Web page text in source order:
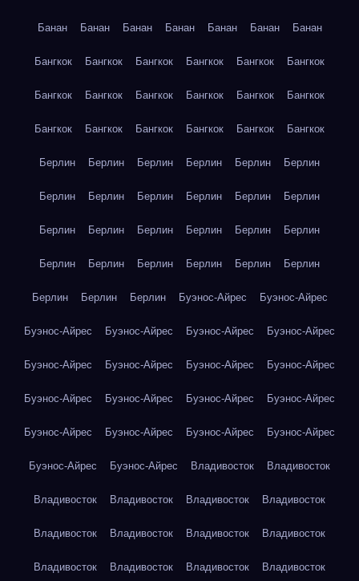
Банан Банан Банан Банан Банан Банан Банан
Бангкок Бангкок Бангкок Бангкок Бангкок Бангкок
Бангкок Бангкок Бангкок Бангкок Бангкок Бангкок
Бангкок Бангкок Бангкок Бангкок Бангкок Бангкок
Берлин Берлин Берлин Берлин Берлин Берлин
Берлин Берлин Берлин Берлин Берлин Берлин
Берлин Берлин Берлин Берлин Берлин Берлин
Берлин Берлин Берлин Берлин Берлин Берлин
Берлин Берлин Берлин Буэнос-Айрес Буэнос-Айрес
Буэнос-Айрес Буэнос-Айрес Буэнос-Айрес Буэнос-Айрес
Буэнос-Айрес Буэнос-Айрес Буэнос-Айрес Буэнос-Айрес
Буэнос-Айрес Буэнос-Айрес Буэнос-Айрес Буэнос-Айрес
Буэнос-Айрес Буэнос-Айрес Буэнос-Айрес Буэнос-Айрес
Буэнос-Айрес Буэнос-Айрес Владивосток Владивосток
Владивосток Владивосток Владивосток Владивосток
Владивосток Владивосток Владивосток Владивосток
Владивосток Владивосток Владивосток Владивосток